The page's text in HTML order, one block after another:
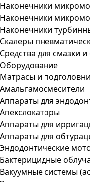
Наконечники
Наконечники
Наконечники
Скалеры
Средства для смазки
Оборудование
Матрасы и
Амальгамосмесители
Аппараты для
Апекслокаторы
Аппараты для
Аппараты для
Эндодонтические
Бактерицидные
Вакуумные системы